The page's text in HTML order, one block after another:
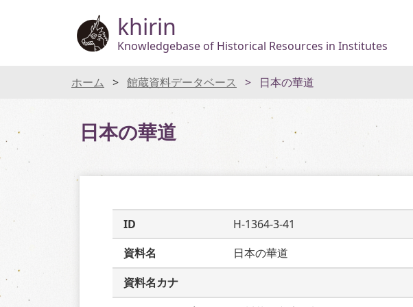
khirin
Knowledgebase of Historical Resources in Institutes
ホーム 館蔵資料データベース 日本の華道
日本の華道
ID
H-1364-3-41
資料名
日本の華道
資料名カナ